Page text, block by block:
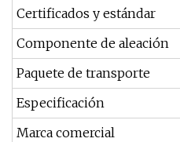
Certificados y estándar
Componente de aleación
Paquete de transporte
Especificación
Marca comercial